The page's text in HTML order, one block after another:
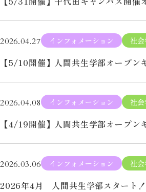
2026.04.27 インフォメーション 社
【5/10開催】人間共生学部オープン
2026.04.08 インフォメーション 社
【4/19開催】人間共生学部オープン
2026.03.06 インフォメーション 社
2026年4月 人間共生学部スタート！